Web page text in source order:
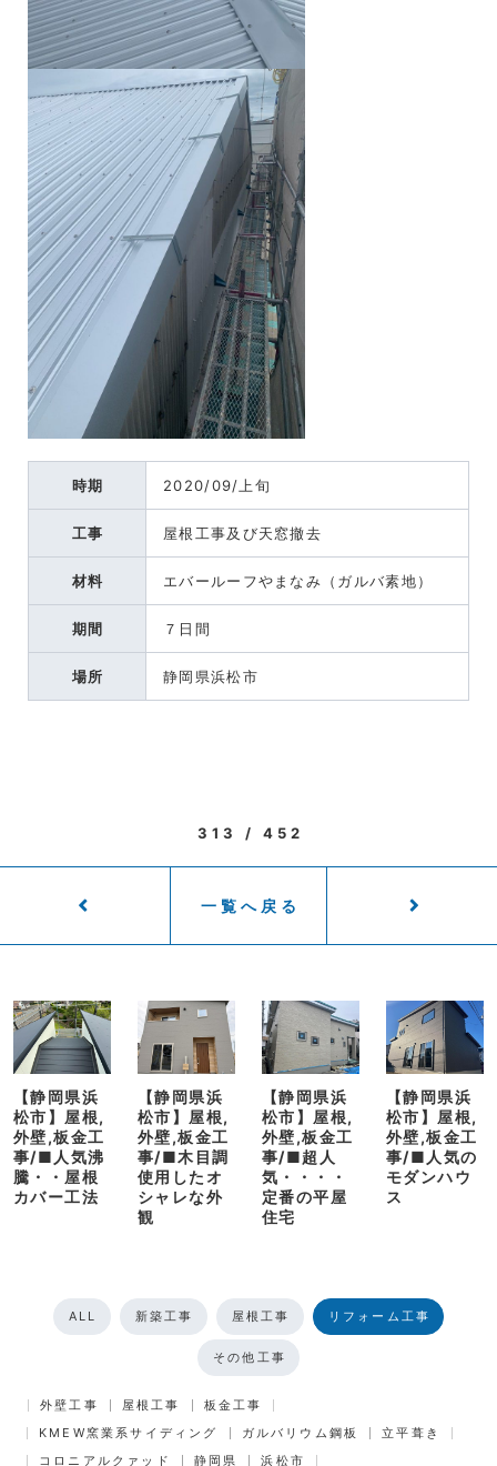
時期 2020/09/上旬
工事 屋根工事及び天窓撤去
材料 エバールーフやまなみ（ガルバ素地）
期間 ７日間
場所 静岡県浜松市
313 / 452
一覧へ戻る
【静岡県浜
松市】屋根,
外壁,板金工
事/■人気沸
騰・・屋根
カバー工法
【静岡県浜
松市】屋根,
外壁,板金工
事/■木目調
使用したオ
シャレな外
観
【静岡県浜
松市】屋根,
外壁,板金工
事/■超人
気・・・・
定番の平屋
住宅
【静岡県浜
松市】屋根,
外壁,板金工
事/■人気の
モダンハウ
ス
ALL 新築工事 屋根工事 リフォーム工事
その他工事
外壁工事 屋根工事
板金工事
KMEW窯業系サイディング
ガルバリウム鋼板
立平葺き
コロニアルクァッド
静岡県
浜松市